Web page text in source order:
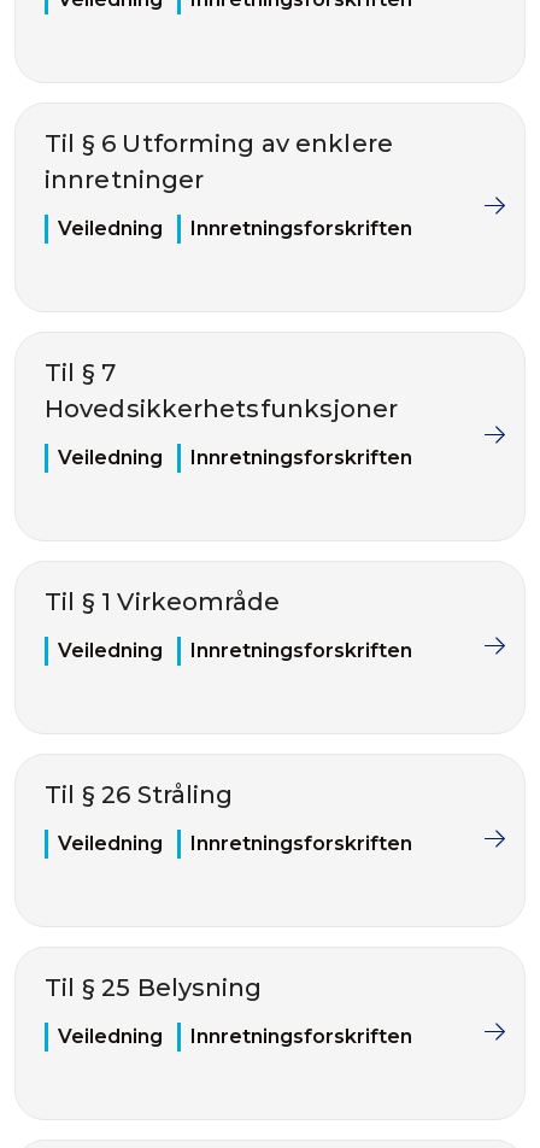
Til § 6 Utforming av enklere
innretninger
Veiledning Innretningsforskriften
Til § 7
Hovedsikkerhetsfunksjoner
Veiledning Innretningsforskriften
Til § 1 Virkeområde
Veiledning Innretningsforskriften
Til § 26 Stråling
Veiledning Innretningsforskriften
Til § 25 Belysning
Veiledning Innretningsforskriften